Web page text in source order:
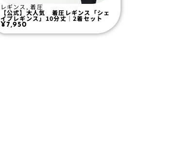
レギンス ,着圧
【公式】大人気 着圧レギンス「シェ
イプレギンス」10分丈｜2着セット
¥7,950